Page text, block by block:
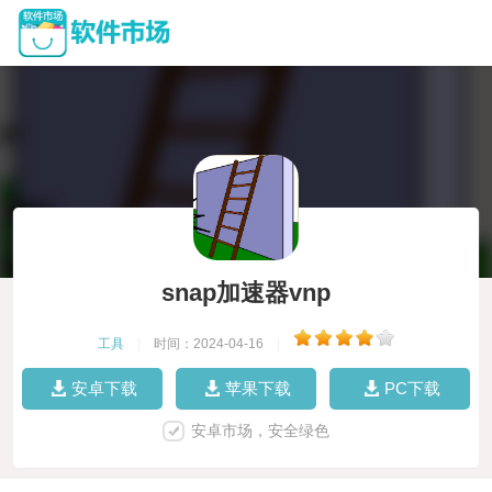
snap加速器vnp
工具 时间：2024-04-16
安卓下载 苹果下载 PC下载
安卓市场，安全绿色